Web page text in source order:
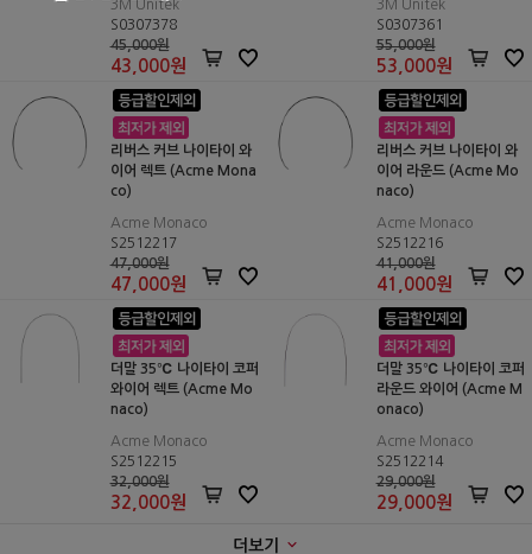
3M Unitek
S0307378
45,000원
43,000원
3M Unitek
S0307361
55,000원
53,000원
리버스 커브 나이타이 와
이어 렉트 (Acme Mona
co)
Acme Monaco
S2512217
47,000원
47,000원
리버스 커브 나이타이 와
이어 라운드 (Acme Mo
naco)
Acme Monaco
S2512216
41,000원
41,000원
더말 35℃ 나이타이 코퍼
와이어 렉트 (Acme Mo
naco)
Acme Monaco
S2512215
32,000원
32,000원
더말 35℃ 나이타이 코퍼
라운드 와이어 (Acme M
onaco)
Acme Monaco
S2512214
29,000원
29,000원
더보기